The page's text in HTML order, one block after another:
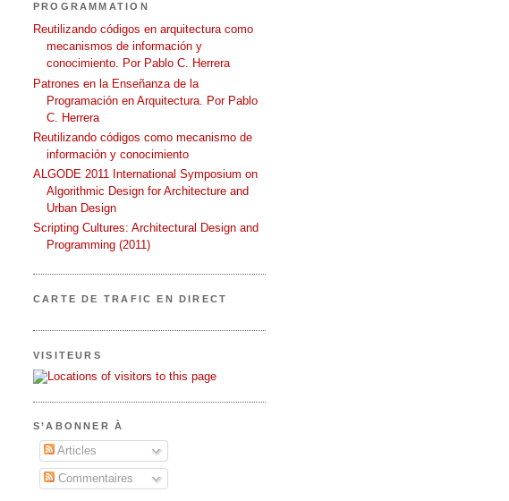
PROGRAMMATION
Reutilizando códigos en arquitectura como
mecanismos de información y
conocimiento. Por Pablo C. Herrera
Patrones en la Enseñanza de la
Programación en Arquitectura. Por Pablo
C. Herrera
Reutilizando códigos como mecanismo de
información y conocimiento
ALGODE 2011 International Symposium on
Algorithmic Design for Architecture and
Urban Design
Scripting Cultures: Architectural Design and
Programming (2011)
CARTE DE TRAFIC EN DIRECT
VISITEURS
S’ABONNER À
Articles
Commentaires